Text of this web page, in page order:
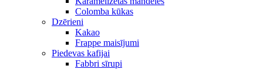
Colomba kūkas
Dzērieni
Kakao
Frappe maisījumi
Piedevas kafijai
Fabbri sīrupi